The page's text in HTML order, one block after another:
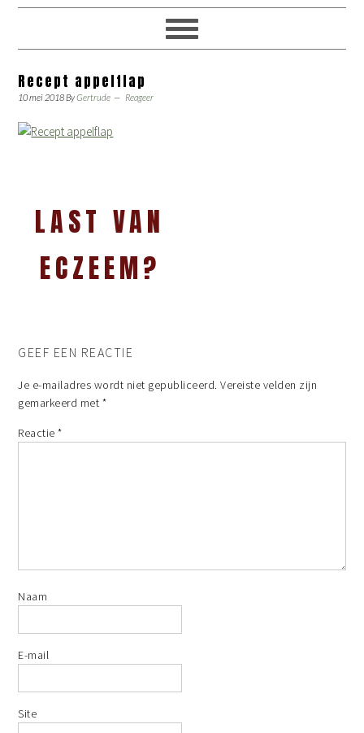
Recept appelflap
10 mei 2018ByGertrude Reageer
LAST VAN
ECZEEM?
GEEF EEN REACTIE
Je e-mailadres wordt niet gepubliceerd. Vereiste velden zijn
gemarkeerd met *
Reactie*
Naam
E-mail
Site